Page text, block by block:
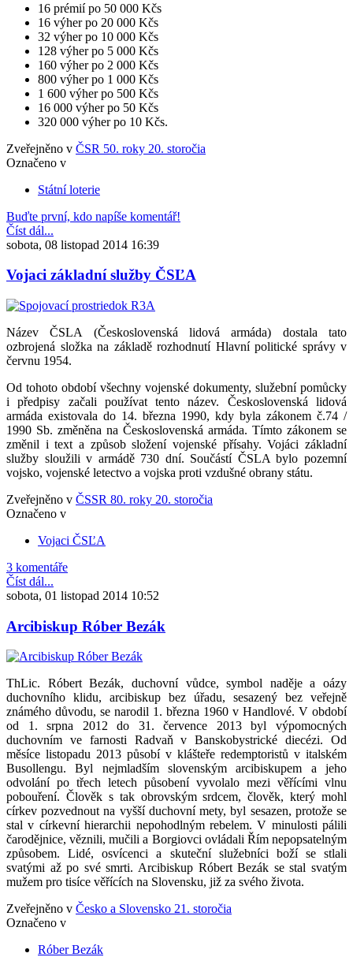
16 prémií po 50 000 Kčs
16 výher po 20 000 Kčs
32 výher po 10 000 Kčs
128 výher po 5 000 Kčs
160 výher po 2 000 Kčs
800 výher po 1 000 Kčs
1 600 výher po 500 Kčs
16 000 výher po 50 Kčs
320 000 výher po 10 Kčs.
Zveřejněno v ČSR 50. roky 20. storočia
Označeno v
Státní loterie
Buďte první, kdo napíše komentář!
Číst dál...
sobota, 08 listopad 2014 16:39
Vojaci základní služby ČSĽA
Název ČSLA (Československá lidová armáda) dostala tato
ozbrojená složka na základě rozhodnutí Hlavní politické správy v
červnu 1954.
Od tohoto období všechny vojenské dokumenty, služební pomůcky
i předpisy začali používat tento název. Československá lidová
armáda existovala do 14. března 1990, kdy byla zákonem č.74 /
1990 Sb. změněna na Československá armáda. Tímto zákonem se
změnil i text a způsob složení vojenské přísahy. Vojáci základní
služby sloužili v armádě 730 dní. Součástí ČSLA bylo pozemní
vojsko, vojenské letectvo a vojska proti vzdušné obrany státu.
Zveřejněno v ČSSR 80. roky 20. storočia
Označeno v
Vojaci ČSĽA
3 komentáře
Číst dál...
sobota, 01 listopad 2014 10:52
Arcibiskup Róber Bezák
ThLic. Róbert Bezák, duchovní vůdce, symbol naděje a oázy
duchovního klidu, arcibiskup bez úřadu, sesazený bez veřejně
známého důvodu, se narodil 1. března 1960 v Handlové. V období
od 1. srpna 2012 do 31. července 2013 byl výpomocných
duchovním ve farnosti Radvaň v Banskobystrické diecézi. Od
měsíce listopadu 2013 působí v klášteře redemptoristů v italském
Busollengu. Byl nejmladším slovenským arcibiskupem a jeho
odvolání po třech letech působení vyvolalo mezi věřícími vlnu
pobouření. Člověk s tak obrovským srdcem, člověk, který mohl
církev pozvednout na vyšší duchovní mety, byl sesazen, protože se
stal v církevní hierarchii nepohodlným rebelem. V minulosti pálili
čarodějnice, věznili, mučili a Borgiovci ovládali Řím nepopsatelným
způsobem. Lidé, osvícenci a skuteční služebníci boží se stlali
svatými až po své smrti. Arcibiskup Róbert Bezák se stal svatým
mužem pro tisíce věřících na Slovensku, již za svého života.
Zveřejněno v Česko a Slovensko 21. storočia
Označeno v
Róber Bezák